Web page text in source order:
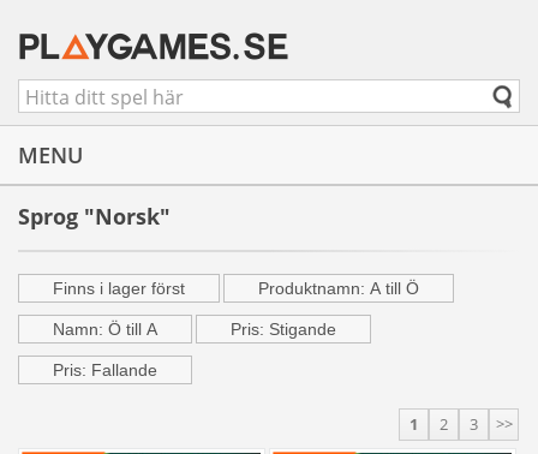
MENU
Sprog "Norsk"
Finns i lager först Produktnamn: A till Ö
Namn: Ö till A Pris: Stigande
Pris: Fallande
1 2 3 >>